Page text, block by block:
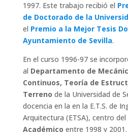
1997. Este trabajo recibió el
de Doctorado de la
el Premio a la Mejor Tesis
Ayuntamiento de Sevilla.
En el curso 1996-97 se
al Departamento de
Continuos, Teoría de
Terreno de la Universidad de
docencia en la en la E.T.S. de
Arquitectura (ETSA), centro del
Académico entre 1998 y